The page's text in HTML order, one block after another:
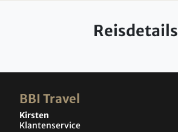
Reisdetails
BBI Travel
Kirsten
Klantenservice